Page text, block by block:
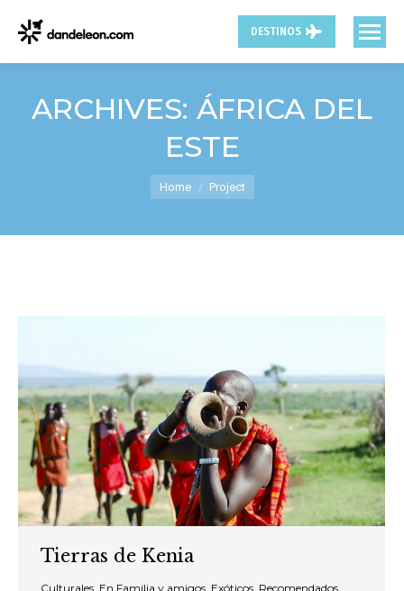
DESTINOS
ARCHIVES: ÁFRICA DEL
ESTE
You are here:
Home Project
Tierras de Kenia
Culturales En Familia y amigos Exóticos Recomendados